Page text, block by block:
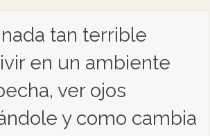
tan terrible
en un ambiente
ver ojos
y como cambia